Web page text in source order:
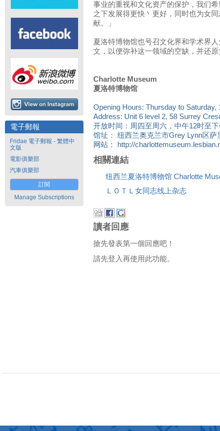
電子郵報
Fridae 電子郵報 - 繁體中
文版
電影俱樂部
汽車俱樂部
訂閱
Manage Subscriptions
事业的重视和文化资产的保护，我们
之下发展得更快丶更好，同时也为女
献。」
夏洛特博物馆也号召文化界和学术界
文，以便弥补这一领域的空缺，并还
Charlotte Museum
夏洛特博物馆
Opening Hours: Thursday to Saturday,
Address: Unit 6 level 2, 58 Surrey
开放时间：周四至周六，中午12时至
馆址： 纽西兰奥克兰市Grey Lynn区萨
网站： http://
相關連結
纽西兰夏洛特博物馆 Charlotte
ＬＯＴＬ女同志线上杂志
讀者回應
搶先發表第一個回應吧！
請先登入再使用此功能。